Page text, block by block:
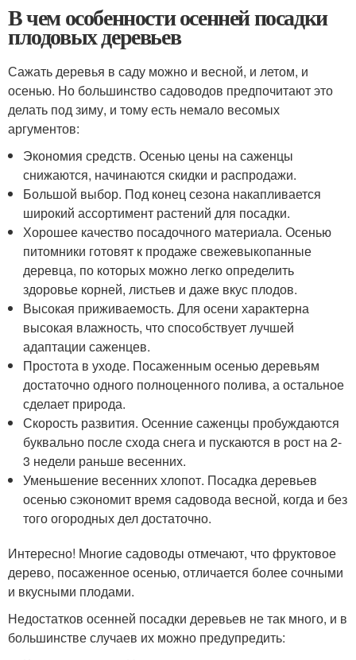
В чем особенности осенней посадки
плодовых деревьев
Сажать деревья в саду можно и весной, и летом, и
осенью. Но большинство садоводов предпочитают это
делать под зиму, и тому есть немало весомых
аргументов:
Экономия средств. Осенью цены на саженцы
снижаются, начинаются скидки и распродажи.
Большой выбор. Под конец сезона накапливается
широкий ассортимент растений для посадки.
Хорошее качество посадочного материала. Осенью
питомники готовят к продаже свежевыкопанные
деревца, по которых можно легко определить
здоровье корней, листьев и даже вкус плодов.
Высокая приживаемость. Для осени характерна
высокая влажность, что способствует лучшей
адаптации саженцев.
Простота в уходе. Посаженным осенью деревьям
достаточно одного полноценного полива, а остальное
сделает природа.
Скорость развития. Осенние саженцы пробуждаются
буквально после схода снега и пускаются в рост на 2-
3 недели раньше весенних.
Уменьшение весенних хлопот. Посадка деревьев
осенью сэкономит время садовода весной, когда и без
того огородных дел достаточно.
Интересно! Многие садоводы отмечают, что фруктовое
дерево, посаженное осенью, отличается более сочными
и вкусными плодами.
Недостатков осенней посадки деревьев не так много, и в
большинстве случаев их можно предупредить: